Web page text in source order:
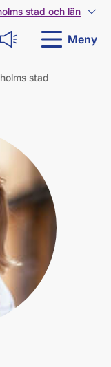
stad och län
Läs upp Meny
stad